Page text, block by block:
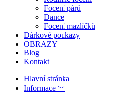
Focení párů
Dance
Focení mazlíčků
Dárkové poukazy
OBRAZY
Blog
Kontakt
Hlavní stránka
Informace ﹀